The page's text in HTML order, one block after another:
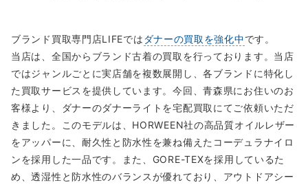
ブランド買取専門店LIFEでは ダナーの買取を強化中です。
当店は、全国からブランド古着の買取を行っております。当店
ではジャンルごとに実店舗を複数展開し、各ブランドに特化し
た買取サービスを提供しています。今回、青森県にお住いのお
客様より、ダナーのダナーライトを宅配買取にてご依頼いただ
きました。このモデルは、HORWEEN社の高品質オイルレザー
をアッパーに、耐久性と防水性を兼ね備えたコーデュラナイロ
ンを採用した一品です。また、GORE-TEXを採用しているた
め、透湿性と防水性のバランスが優れており、アウトドアシー